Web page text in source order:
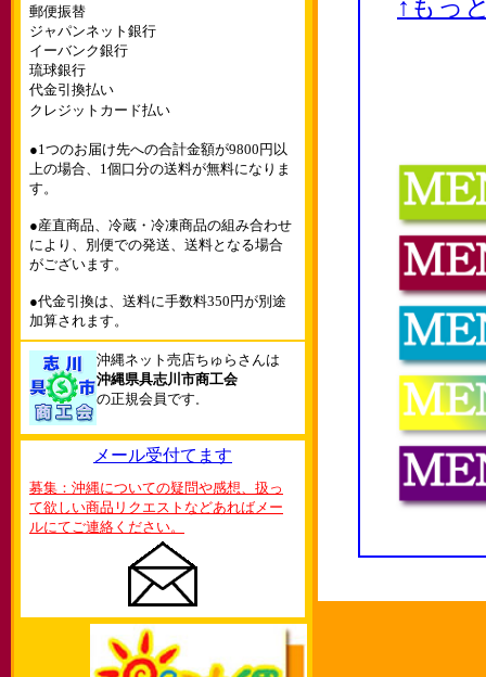
郵便振替
ジャパンネット銀行
イーバンク銀行
琉球銀行
代金引換払い
クレジットカード払い
●1つのお届け先への合計金額が9800円以
上の場合、1個口分の送料が無料になりま
す。
●産直商品、冷蔵・冷凍商品の組み合わせ
により、別便での発送、送料となる場合
がございます。
●代金引換は、送料に手数料350円が別途
加算されます。
沖縄ネット売店ちゅらさんは
沖縄県具志川市商工会
の正規会員です。
メール受付てます
募集：沖縄についての疑問や感想、扱っ
て欲しい商品リクエストなどあればメー
ルにてご連絡ください。
↑もっ